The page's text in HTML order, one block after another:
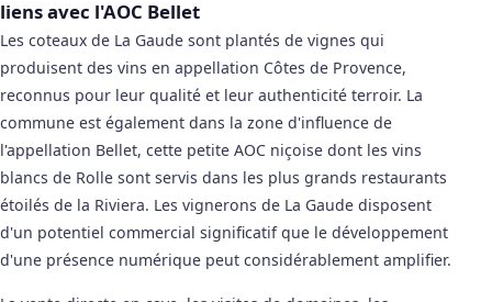
liens avec l'AOC Bellet
Les coteaux de La Gaude sont plantés de vignes qui
produisent des vins en appellation Côtes de Provence,
reconnus pour leur qualité et leur authenticité terroir. La
commune est également dans la zone d'influence de
l'appellation Bellet, cette petite AOC niçoise dont les vins
blancs de Rolle sont servis dans les plus grands restaurants
étoilés de la Riviera. Les vignerons de La Gaude disposent
d'un potentiel commercial significatif que le développement
d'une présence numérique peut considérablement amplifier.